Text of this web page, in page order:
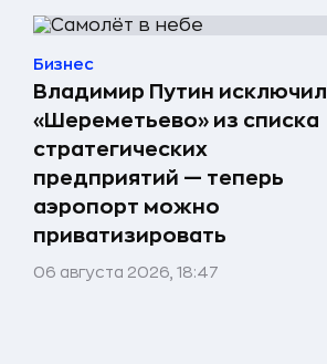
Бизнес
Владимир Путин исключил
«Шереметьево» из списка
стратегических
предприятий — теперь
аэропорт можно
приватизировать
06 августа 2026, 18:47